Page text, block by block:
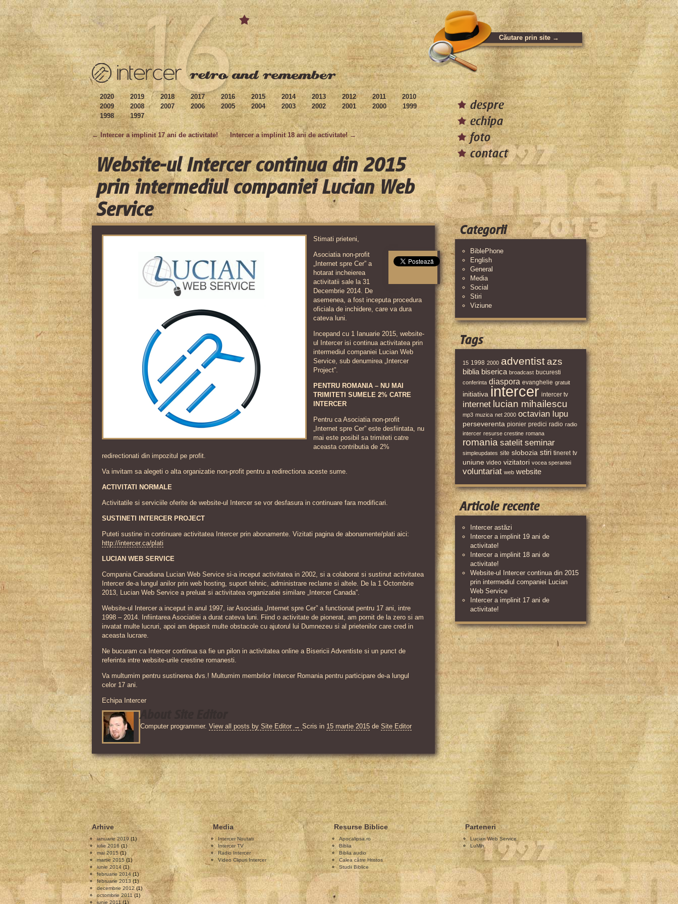
2020 2019 2018 2017 2016 2015 2014 2013 2012 2011
2010
2009
2008 2007 2006 2005 2004 2003 2002 2001 2000
1999
1998
1997
despre
echipa
foto
contact
← Intercer a implinit 17 ani de activitate! Intercer a implinit 18 ani de activitate! →
Website-ul Intercer continua din 2015
prin intermediul companiei Lucian Web
Service
Stimati prieteni,
Asociatia non-profit
„Internet spre Cer” a
hotarat incheierea
activitatii sale la 31
Decembrie 2014. De
asemenea, a fost inceputa procedura
oficiala de inchidere, care va dura
cateva luni.
Incepand cu 1 Ianuarie 2015, website-
ul Intercer isi continua activitatea prin
intermediul companiei Lucian Web
Service, sub denumirea „Intercer
Project”.
PENTRU ROMANIA – NU MAI
TRIMITETI SUMELE 2% CATRE
INTERCER
Pentru ca Asociatia non-profit
„Internet spre Cer” este desfiintata, nu
mai este posibil sa trimiteti catre
aceasta contributia de 2%
redirectionati din impozitul pe profit.
Va invitam sa alegeti o alta organizatie non-profit pentru a redirectiona aceste sume.
ACTIVITATI NORMALE
Activitatile si serviciile oferite de website-ul Intercer se vor desfasura in continuare fara modificari.
SUSTINETI INTERCER PROJECT
Puteti sustine in continuare activitatea Intercer prin abonamente. Vizitati pagina de abonamente/plati aici:
http://intercer.ca/plati
LUCIAN WEB SERVICE
Compania Canadiana Lucian Web Service si-a inceput activitatea in 2002, si a colaborat si sustinut activitatea
Intercer de-a lungul anilor prin web hosting, suport tehnic, administrare reclame si altele. De la 1 Octombrie
2013, Lucian Web Service a preluat si activitatea organizatiei similare „Intercer Canada”.
Website-ul Intercer a inceput in anul 1997, iar Asociatia „Internet spre Cer” a functionat pentru 17 ani, intre
1998 – 2014. Infiintarea Asociatiei a durat cateva luni. Fiind o activitate de pionerat, am pornit de la zero si am
invatat multe lucruri, apoi am depasit multe obstacole cu ajutorul lui Dumnezeu si al prietenilor care cred in
aceasta lucrare.
Ne bucuram ca Intercer continua sa fie un pilon in activitatea online a Bisericii Adventiste si un punct de
referinta intre website-urile crestine romanesti.
Va multumim pentru sustinerea dvs.! Multumim membrilor Intercer Romania pentru participare de-a lungul
celor 17 ani.
Echipa Intercer
Computer programmer. View all posts by Site Editor → Scris in 15 martie 2015 de Site Editor
Categorii
BiblePhone
English
General
Media
Social
Stiri
Viziune
Tags
15 1998 2000 adventistazs
biblia biserica broadcast bucuresti
conferinta diaspora evanghelie gratuit
initiativa intercer intercer tv
internet lucian mihailescu
mp3 muzica net 2000 octavian lupu
perseverenta pionier predici radio radio
intercer resurse crestine romana
romania satelit seminar
simpleupdates site slobozia stiri tineret tv
uniune video vizitatori vocea sperantei
voluntariat web website
Articole recente
Intercer astăzi
Intercer a implinit 19 ani de
activitate!
Intercer a implinit 18 ani de
activitate!
Website-ul Intercer continua din 2015
prin intermediul companiei Lucian
Web Service
Intercer a implinit 17 ani de
activitate!
Arhive
ianuarie 2019 (1)
iulie 2016 (1)
mai 2015 (1)
martie 2015(1)
iunie 2014(1)
februarie 2014 (1)
februarie 2013(1)
decembrie 2012 (1)
octombrie 2011 (1)
iunie 2011 (1)
Media
Intercer Noutati
Intercer TV
Radio Intercer
Video Clipuri Intercer
Resurse Biblice
Apocalipsa.ro
Biblia
Biblia audio
Calea către Hristos
Studii Biblice
Parteneri
Lucian Web Service
LuMih